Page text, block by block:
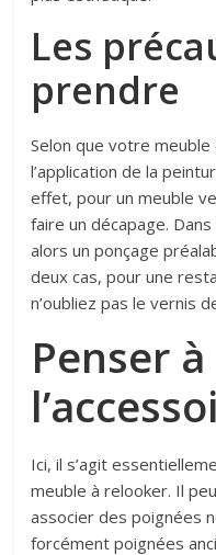
Les
prendre
Selon que votre
l’application de la
effet, pour un meuble
faire un décapage.
alors un ponçage
deux cas, pour une
n’oubliez pas le vernis
Penser à
Ici, il s’agit
meuble à relooker. Il
associer des poignées
forcément poignées